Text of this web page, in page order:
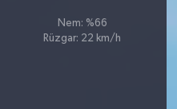
Nem: %66
Rüzgar: 22 km/h